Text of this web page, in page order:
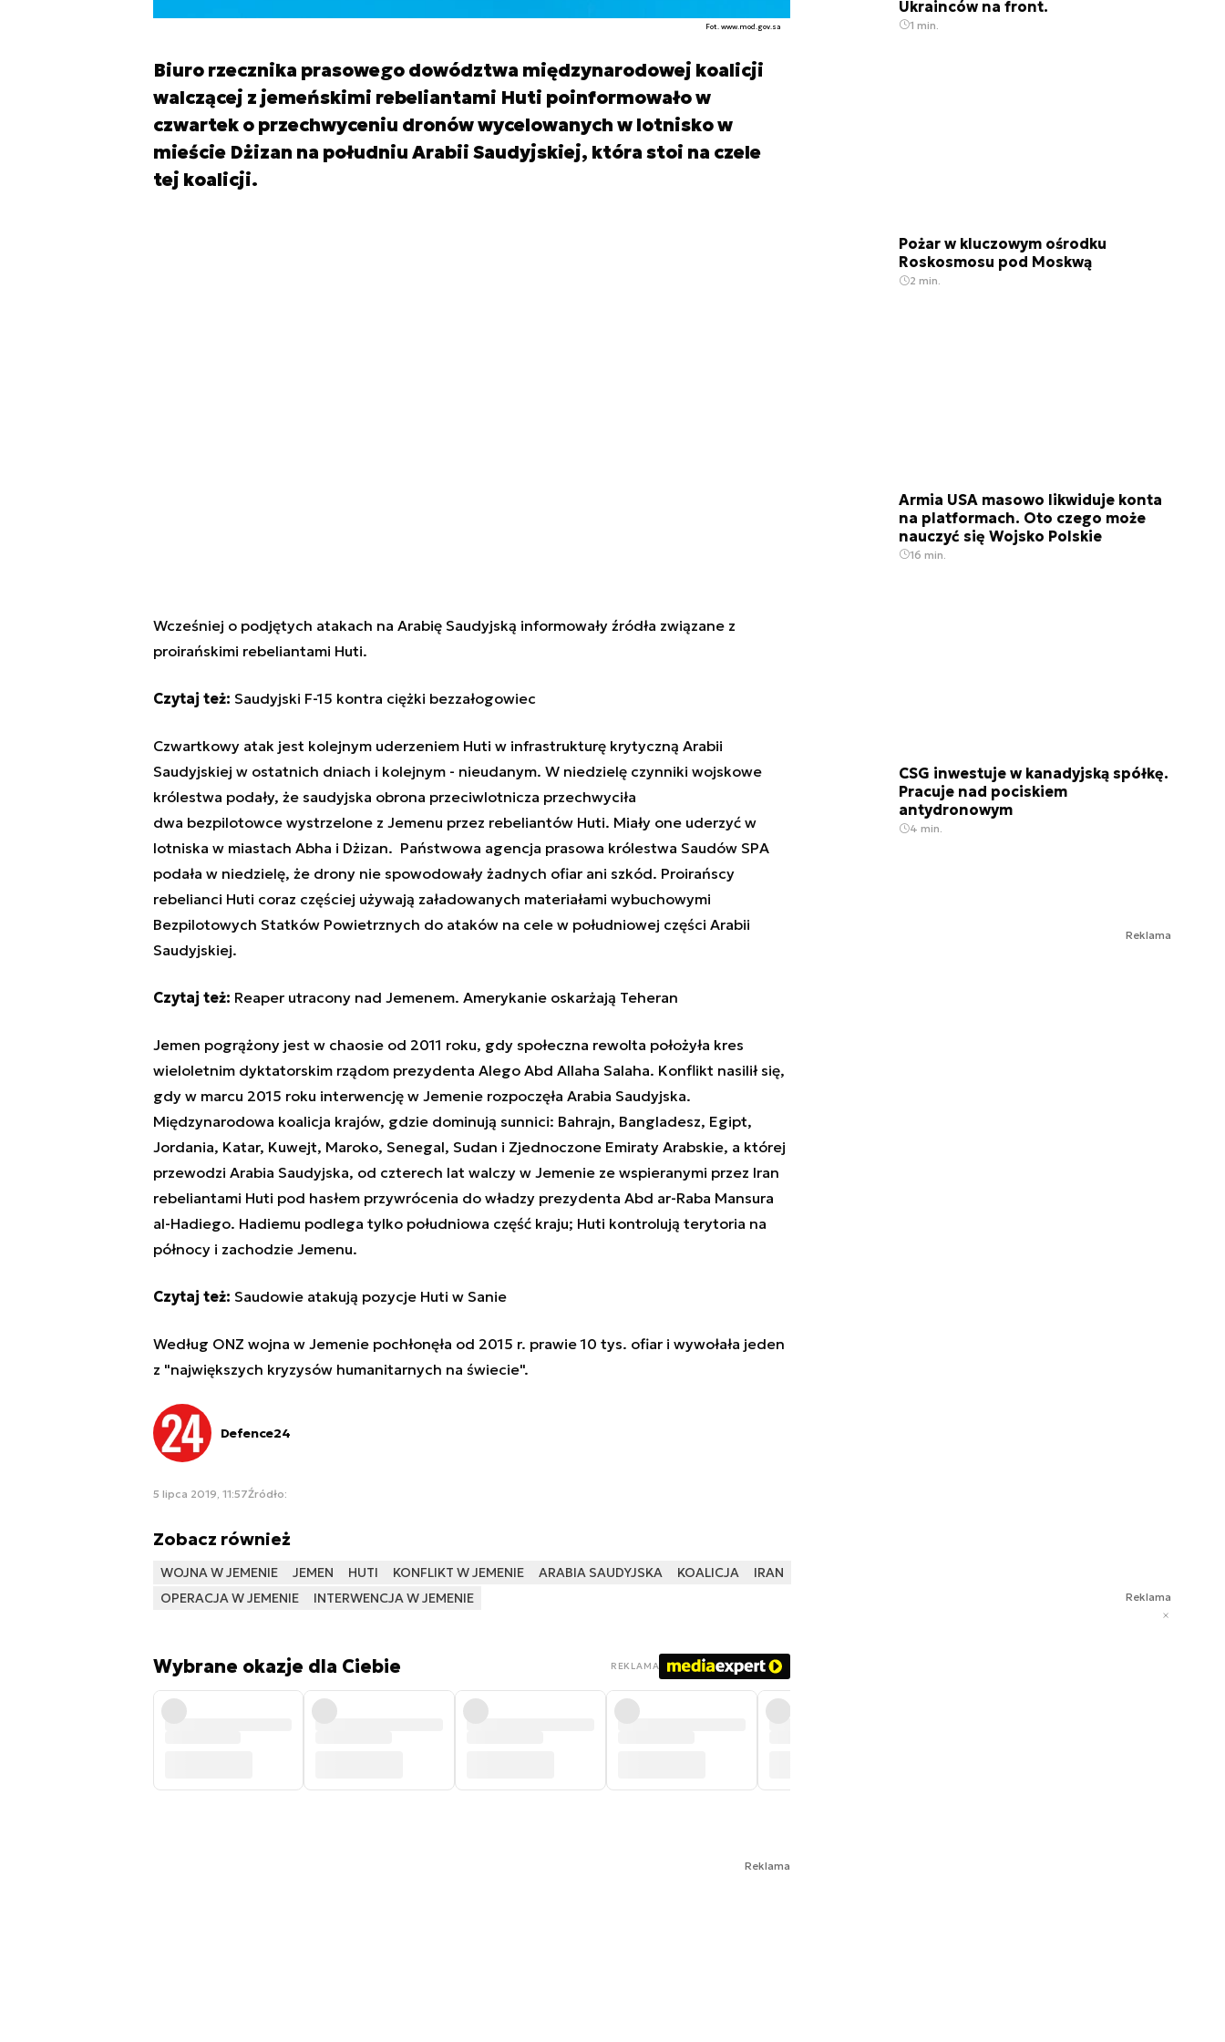
Fot. www.mod.gov.sa
Biuro rzecznika prasowego dowództwa międzynarodowej koalicji
walczącej z jemeńskimi rebeliantami Huti poinformowało w
czwartek o przechwyceniu dronów wycelowanych w lotnisko w
mieście Dżizan na południu Arabii Saudyjskiej, która stoi na czele
tej koalicji.
Wcześniej o podjętych atakach na Arabię Saudyjską informowały źródła związane z
proirańskimi rebeliantami Huti.
Czytaj też: Saudyjski F-15 kontra ciężki bezzałogowiec
Czwartkowy atak jest kolejnym uderzeniem Huti w infrastrukturę krytyczną Arabii
Saudyjskiej w ostatnich dniach i kolejnym - nieudanym. W niedzielę czynniki wojskowe
królestwa podały, że saudyjska obrona przeciwlotnicza przechwyciła
dwa bezpilotowce wystrzelone z Jemenu przez rebeliantów Huti. Miały one uderzyć w
lotniska w miastach Abha i Dżizan. Państwowa agencja prasowa królestwa Saudów SPA
podała w niedzielę, że drony nie spowodowały żadnych ofiar ani szkód. Proirańscy
rebelianci Huti coraz częściej używają załadowanych materiałami wybuchowymi
Bezpilotowych Statków Powietrznych do ataków na cele w południowej części Arabii
Saudyjskiej.
Czytaj też: Reaper utracony nad Jemenem. Amerykanie oskarżają Teheran
Jemen pogrążony jest w chaosie od 2011 roku, gdy społeczna rewolta położyła kres
wieloletnim dyktatorskim rządom prezydenta Alego Abd Allaha Salaha. Konflikt nasilił się,
gdy w marcu 2015 roku interwencję w Jemenie rozpoczęła Arabia Saudyjska.
Międzynarodowa koalicja krajów, gdzie dominują sunnici: Bahrajn, Bangladesz, Egipt,
Jordania, Katar, Kuwejt, Maroko, Senegal, Sudan i Zjednoczone Emiraty Arabskie, a której
przewodzi Arabia Saudyjska, od czterech lat walczy w Jemenie ze wspieranymi przez Iran
rebeliantami Huti pod hasłem przywrócenia do władzy prezydenta Abd ar-Raba Mansura
al-Hadiego. Hadiemu podlega tylko południowa część kraju; Huti kontrolują terytoria na
północy i zachodzie Jemenu.
Czytaj też: Saudowie atakują pozycje Huti w Sanie
Według ONZ wojna w Jemenie pochłonęła od 2015 r. prawie 10 tys. ofiar i wywołała jeden
z "największych kryzysów humanitarnych na świecie".
Defence24
5 lipca 2019, 11:57Źródło:
Zobacz również
WOJNA W JEMENIE JEMEN HUTI KONFLIKT W JEMENIE ARABIA SAUDYJSKA KOALICJA
IRAN
OPERACJA W JEMENIE
INTERWENCJA W JEMENIE
Wybrane okazje dla Ciebie REKLAMA
Reklama
Ukrainców na front.
1 min.
Pożar w kluczowym ośrodku
Roskosmosu pod Moskwą
2 min.
Armia USA masowo likwiduje konta
na platformach. Oto czego może
nauczyć się Wojsko Polskie
16 min.
CSG inwestuje w kanadyjską spółkę.
Pracuje nad pociskiem
antydronowym
4 min.
Reklama
Reklama